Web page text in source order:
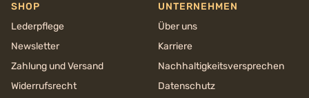
SHOP
Lederpflege
Newsletter
Zahlung und Versand
Widerrufsrecht
UNTERNEHMEN
Über uns
Karriere
Nachhaltigkeits­versprechen
Datenschutz